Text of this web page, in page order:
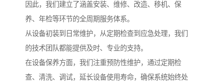
因此，我们建立了涵盖安装、维修、改造、移机、保
养、年检等环节的全周期服务体系。
从设备初装到日常维护，从定期检查到应急处理，我们
的技术团队都能提供及时、专业的支持。
在设备保养方面，我们注重预防性维护，通过定期检
查、清洗、调试，延长设备使用寿命，确保系统始终处